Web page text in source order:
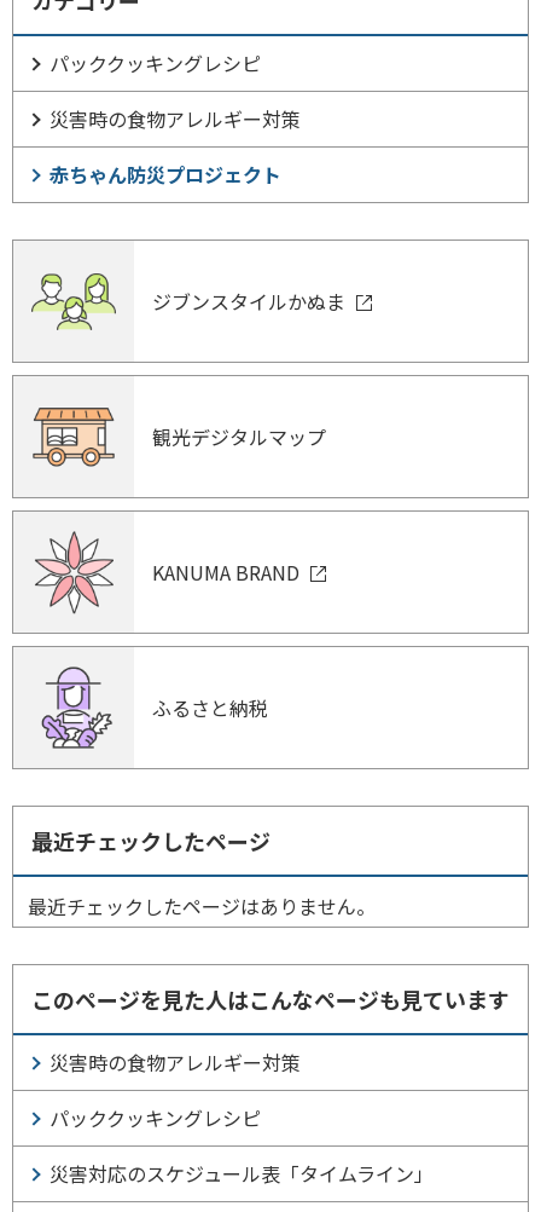
パッククッキングレシピ
災害時の食物アレルギー対策
赤ちゃん防災プロジェクト
ジブンスタイルかぬま
観光デジタルマップ
KANUMA BRAND
ふるさと納税
最近チェックしたページ
最近チェックしたページはありません。
このページを見た人はこんなページも見ています
災害時の食物アレルギー対策
パッククッキングレシピ
災害対応のスケジュール表「タイムライン」